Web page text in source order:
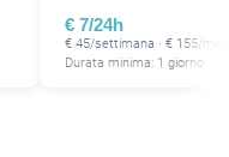
P
€ 7/24h
€ 45/settimana · € 155/
Durata minima: 1 giorno